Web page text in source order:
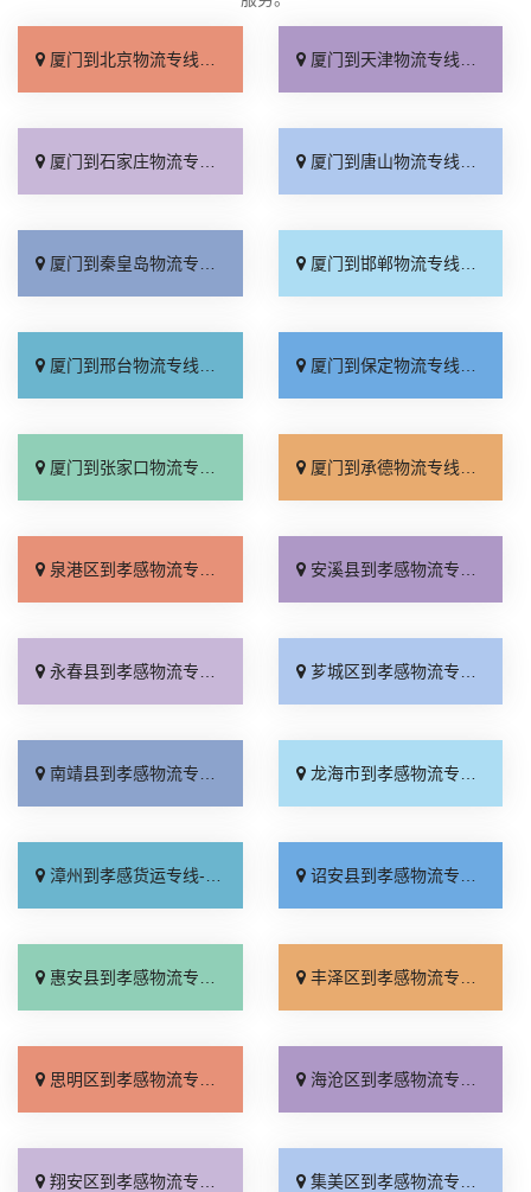
厦门到北京物流专线_直达不中转「送货到门」 厦门到天津物流专线_运保时效「高效快运」
厦门到石家庄物流专线_准时准点「多少公里」 厦门到唐山物流专线_全境派送「收费介绍」
厦门到秦皇岛物流专线_高效运输「运保时效」 厦门到邯郸物流专线_物流拼车「全境配送」
厦门到邢台物流专线_专业靠谱「上门提货」 厦门到保定物流专线_全程直达「高效运输」
厦门到张家口物流专线_全境派送「多久能到」 厦门到承德物流专线_专业调车「合理收费」
泉港区到孝感物流专线_无需中转「高效快运」 安溪县到孝感物流专线_快速直达「需要几天」
永春县到孝感物流专线_无需中转「全程直达」 芗城区到孝感物流专线_高效快运「按时送达」
南靖县到孝感物流专线_直发全境「诚信经营」 龙海市到孝感物流专线_快运有保障「高速快运」
漳州到孝感货运专线-漳州到孝感物流公司_多少一吨「价位合理」 诏安县到孝感物流专线_价位合理「运价查询」
惠安县到孝感物流专线_合同承运「门到门接送」 丰泽区到孝感物流专线_实时反馈「一站直达」
思明区到孝感物流专线_一站直达「资质齐全」 海沧区到孝感物流专线_市县闪送「保证时效」
翔安区到孝感物流专线_专业可靠「市县闪送」 集美区到孝感物流专线_计费标准「要多少钱」